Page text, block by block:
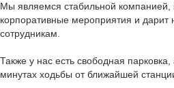
Мы являемся стабильной компанией,
корпоративные мероприятия и дарит
сотрудникам.
Также у нас есть свободная
минутах ходьбы от ближайшей